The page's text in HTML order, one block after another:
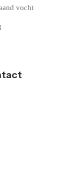
vocht